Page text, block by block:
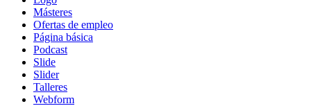
Másteres
Ofertas de empleo
Página básica
Podcast
Slide
Slider
Talleres
Webform